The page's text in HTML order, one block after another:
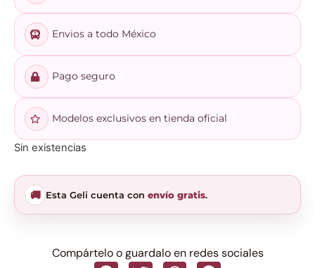
Envios a todo México
Pago seguro
Modelos exclusivos en tienda oficial
Sin existencias
🚚 Esta Geli cuenta con envío gratis.
Compártelo o guardalo en redes sociales